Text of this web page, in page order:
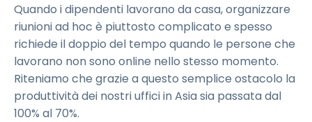
Quando i dipendenti lavorano da casa, organizzare
riunioni ad hoc è piuttosto complicato e spesso
richiede il doppio del tempo quando le persone che
lavorano non sono online nello stesso momento.
Riteniamo che grazie a questo semplice ostacolo la
produttività dei nostri uffici in Asia sia passata dal
100% al 70%.